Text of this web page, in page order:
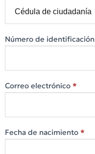
Número de identificación
Correo electrónico *
Fecha de nacimiento *
blanco.